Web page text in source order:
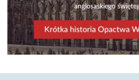
anglosaskiego
Krótka historia Opactwa